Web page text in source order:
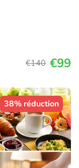
€140 €99
38% réduction